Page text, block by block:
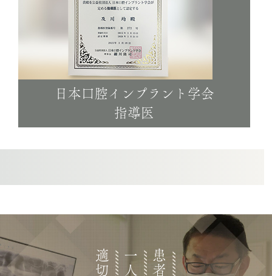
日本口腔インプラント学会
指導医